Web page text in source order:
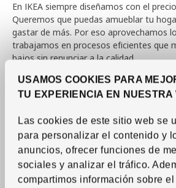
USAMOS COOKIES PARA
TU EXPERIENCIA EN NUESTRA
Las cookies de este sitio web se
para personalizar el contenido y
anuncios, ofrecer funciones de
sociales y analizar el tráfico.
compartimos información sobre
En IKEA siempre diseñamos con el
Queremos que puedas amueblar tu
gastar de más. Por eso aprovechamos
trabajamos en procesos eficientes que
bajos sin renunciar a la calidad.